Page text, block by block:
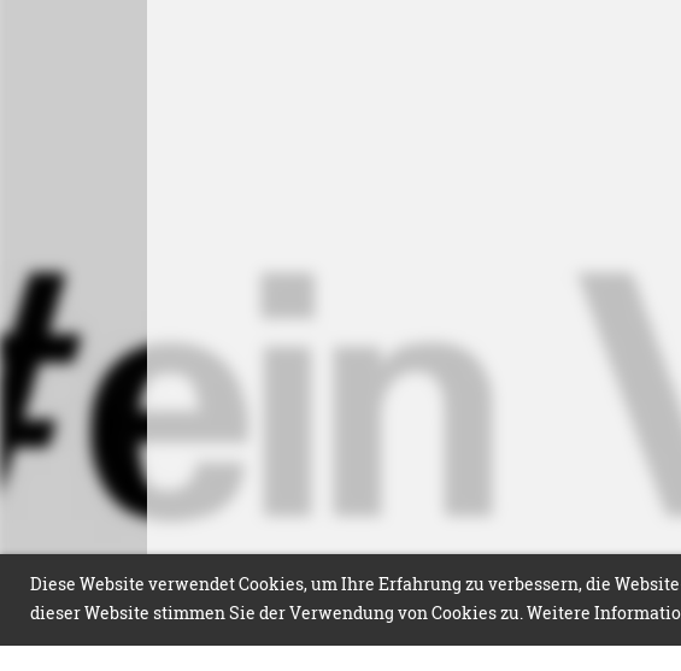
Diese Website verwendet Cookies, um Ihre Erfahrung zu verbessern, die
dieser Website stimmen Sie der Verwendung von Cookies zu. Weitere